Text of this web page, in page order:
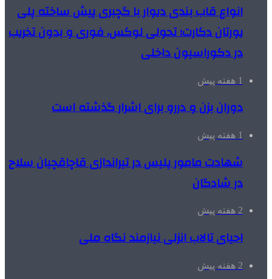
انواع قاب بندی دیوار با گچبری پیش ساخته پلی
یورتان دکارت؛ تحولی لوکس، فوری و بدون تخریب
در دکوراسیون داخلی
1 هفته پیش
دوران بزن و دررو برای اشرار گذشته است
1 هفته پیش
شهادت مامور پلیس در تیراندازی قاچاقچیان سلاح
در شادگان
2 هفته پیش
احیای تالاب انزلی نیازمند نگاه ملی
2 هفته پیش